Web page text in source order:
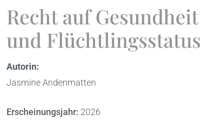
Recht auf Gesundheit
und Flüchtlingsstatus
Autorin:
Jasmine Andenmatten
Erscheinungsjahr: 2026